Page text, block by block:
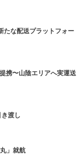
たな配送プラットフォー
携〜山陰エリアへ実運送
渡し
」就航